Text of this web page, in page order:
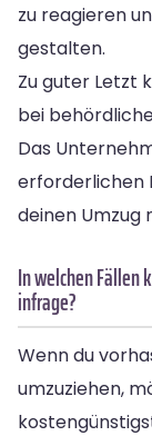
zu reagieren
gestalten.
Zu guter Letzt
bei
Das
erforderlichen
deinen Umzug
In welchen Fällen
infrage?
Wenn du
umzuziehen,